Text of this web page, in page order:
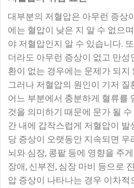
대부분의 저혈압은 아무런 증상
에는 혈압이 낮은 지 알 수 없으
야 저혈압인지 알 수 있습니다.
더라도 아무런 증상이 없고 만성
환이 없는 경우에는 문제가 되지
그러나 저혈압의 원인이 기저 질
어느 부분에서 충분하게 혈류를
것을 의미하기 때문에 문가 될
간 내에 갑작스럽게 저혈압이 발
당 증상이 오랫동안 지속되면 우
뇌와 심장, 콩팥 등에 영향을 주
장애, 신부전, 심장 마비 등으로
압 증상이 나타나는 경우 이차적